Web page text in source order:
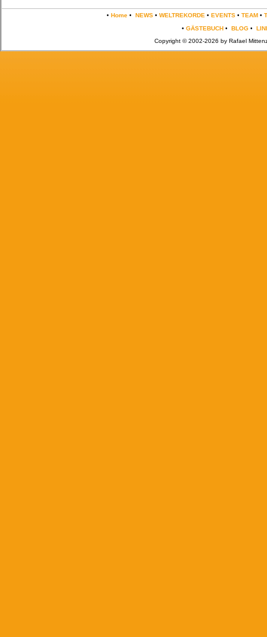
• Home • NEWS • WELTREKORDE • EVENTS • TEAM •
• GÄSTEBUCH• BLOG•
Copyright © 2002-2026 by Rafael